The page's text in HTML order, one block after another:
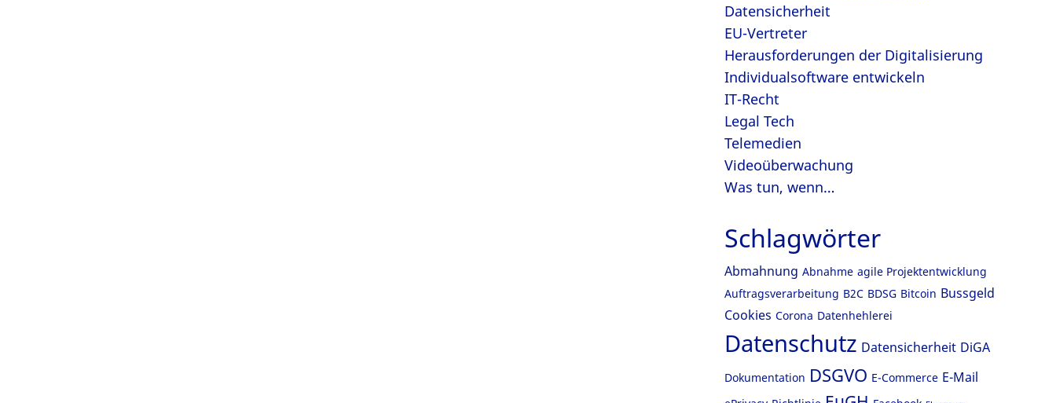
Datensicherheit
EU-Vertreter
Herausforderungen der Digitalisierung
Individualsoftware entwickeln
IT-Recht
Legal Tech
Telemedien
Videoüberwachung
Was tun, wenn…
Schlagwörter
Abmahnung Abnahme agile Projektentwicklung
Auftragsverarbeitung B2C BDSG Bitcoin Bussgeld
Cookies Corona Datenhehlerei
Datenschutz Datensicherheit DiGA
Dokumentation DSGVO E-Commerce E-Mail